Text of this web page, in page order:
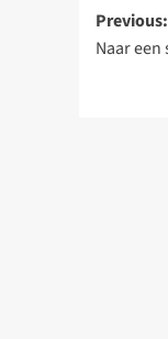
Post
Previous:
Naar een